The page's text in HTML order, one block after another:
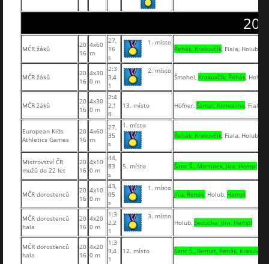
MČR žáků
20
16
4x60
m
27,
16
s
1. místo
Řehák, Krakuvčík, Fiala, Holub
MČR žáků
20
16
4x30
0 m
2:3
3,4
1
2. místo
Šmahel, Krakuvčík, Řehák, Holub
MČR žáků
20
16
4x30
0 m
2:4
2,1
8
13. místo Höfner, Šámal, Konvalina, Fiala
European Kids
Athletics Games
20
16
4x60
m
27,
35
s
1. místo
Řehák, Krakuvčík, Fiala, Holub
Mistrovství ČR
mužů do 22 let
20
16
4x10
0 m
44,
83
s
5. místo Šanc Š., Martinek, Jíra, Hampl
MČR dorostenců
20
16
4x10
0 m
43,
05
s
1. místo
Jíra, Řehák, Holub, Hampl
MČR dorostenců
hala
20
16
4x20
0 m
1:3
2,2
1
3. místo
Holub, Bezucha, Jíra, Hampl
MČR dorostenců
hala
20
16
4x20
0 m
1:3
9,4
1
12. místo Šanc Š., Bernat, Řehák, Krakuvčík